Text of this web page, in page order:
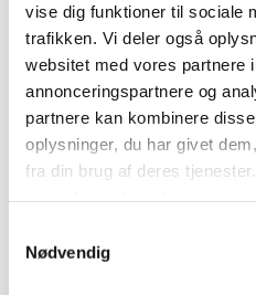
vise dig funktioner til sociale
trafikken. Vi deler også
websitet med vores partnere
annonceringspartnere og
partnere kan kombinere
oplysninger, du har givet
fra din brug af deres
Nødvendig
Hvorfor
Fysioterapi &
Resultatet af vores
kommer igen - men du
tilbyder dig:
En flot og
hvor du slapper af